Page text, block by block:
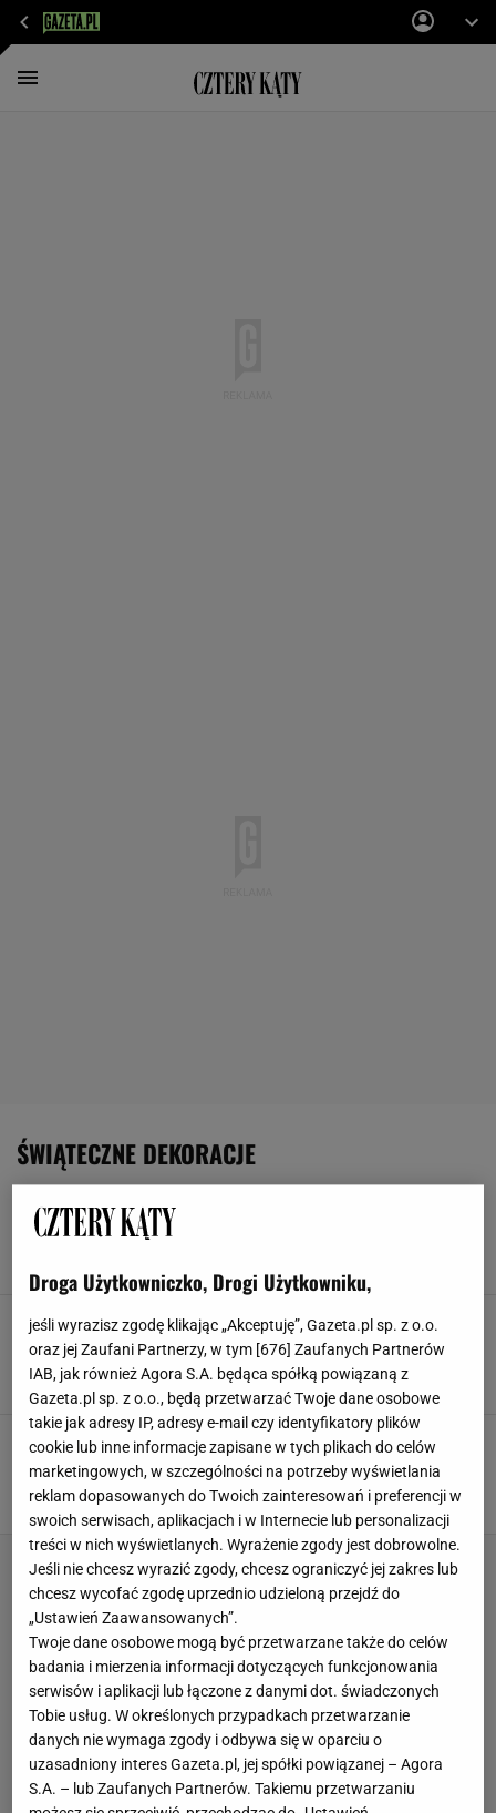
ŚWIĄTECZNE DEKORACJE
zniknęła z półek w kilka dni
Co zamiast tradycyjnej choinki w domu? Oto
najpopularniejsza świąteczna alternatywa
CHOINKA DRZEWKO ŚWIĄTECZNE
OZDOBY ŚWIĄTECZNE
PORADY
Świąteczny skrzat - jak wykonać go
samodzielnie w domu?
LAMPKI CHOINKOWE
OZDOBY ŚWIĄTECZNE
ŚWIĄTECZNE DEKORACJE
Droga Użytkowniczko, Drogi Użytkowniku,
jeśli wyrazisz zgodę klikając „Akceptuję”, Gazeta.pl sp. z o.o.
oraz jej Zaufani Partnerzy, w tym [676] Zaufanych Partnerów
IAB, jak również Agora S.A. będąca spółką powiązaną z
Gazeta.pl sp. z o.o., będą przetwarzać Twoje dane osobowe
takie jak adresy IP, adresy e-mail czy identyfikatory plików
cookie lub inne informacje zapisane w tych plikach do celów
marketingowych, w szczególności na potrzeby wyświetlania
reklam dopasowanych do Twoich zainteresowań i preferencji w
swoich serwisach, aplikacjach i w Internecie lub personalizacji
treści w nich wyświetlanych. Wyrażenie zgody jest dobrowolne.
Jeśli nie chcesz wyrazić zgody, chcesz ograniczyć jej zakres lub
chcesz wycofać zgodę uprzednio udzieloną przejdź do
„Ustawień Zaawansowanych”.
Twoje dane osobowe mogą być przetwarzane także do celów
badania i mierzenia informacji dotyczących funkcjonowania
serwisów i aplikacji lub łączone z danymi dot. świadczonych
Tobie usług. W określonych przypadkach przetwarzanie
danych nie wymaga zgody i odbywa się w oparciu o
uzasadniony interes Gazeta.pl, jej spółki powiązanej – Agora
S.A. – lub Zaufanych Partnerów. Takiemu przetwarzaniu